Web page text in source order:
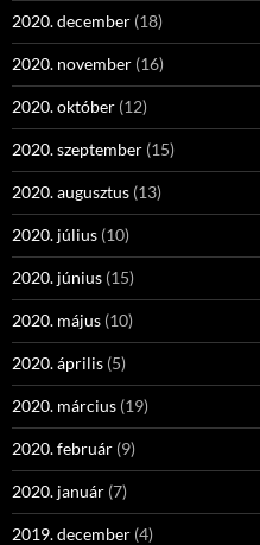
2020. december (18)
2020. november (16)
2020. október (12)
2020. szeptember (15)
2020. augusztus (13)
2020. július (10)
2020. június (15)
2020. május (10)
2020. április (5)
2020. március (19)
2020. február (9)
2020. január (7)
2019. december (4)